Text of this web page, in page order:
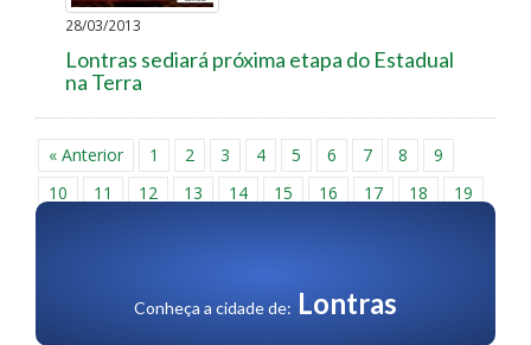
28/03/2013
Lontras sediará próxima etapa do Estadual
na Terra
« Anterior 1 2 3 4 5 6 7 8
9
10
11 12 13 14 15 16 17 18
19
Conheça a cidade de: Lontras